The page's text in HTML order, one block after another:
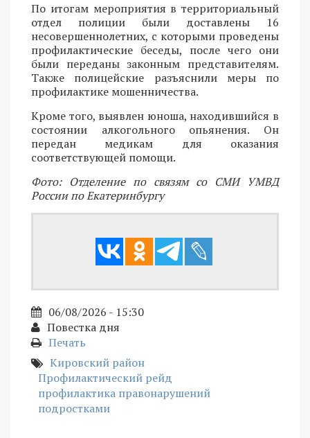
По итогам мероприятия в территориальный
отдел полиции были доставлены 16
несовершеннолетних, с которыми проведены
профилактические беседы, после чего они
были переданы законным представителям.
Также полицейские разъяснили меры по
профилактике мошенничества.
Кроме того, выявлен юноша, находившийся в
состоянии алкогольного опьянения. Он
передан медикам для оказания
соответствующей помощи.
Фото: Отделение по связям со СМИ УМВД
России по Екатеринбургу
06/08/2026 - 15:30
Повестка дня
Печать
Кировский район
Профилактический рейд
профилактика правонарушений
подростками